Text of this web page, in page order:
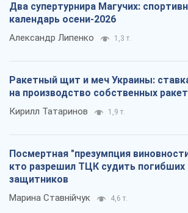
Два супертурнира Магучих:
календарь осени-2026
Александр Липенко 1,3 т.
Ракетный щит и меч Украины:
на производство собственных ракет
Кирилл Татаринов 1,9 т.
Посмертная "презумпция
кто разрешил ТЦК судить погибших
защитников
Марина Ставнійчук 4,6 т.